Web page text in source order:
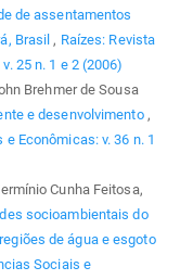
de assentamentos
Brasil, Raízes: Revista
25 n. 1 e 2 (2006)
Brehmer de Sousa
e desenvolvimento ,
Econômicas: v. 36 n. 1
Cunha Feitosa,
socioambientais do
de água e esgoto
Sociais e